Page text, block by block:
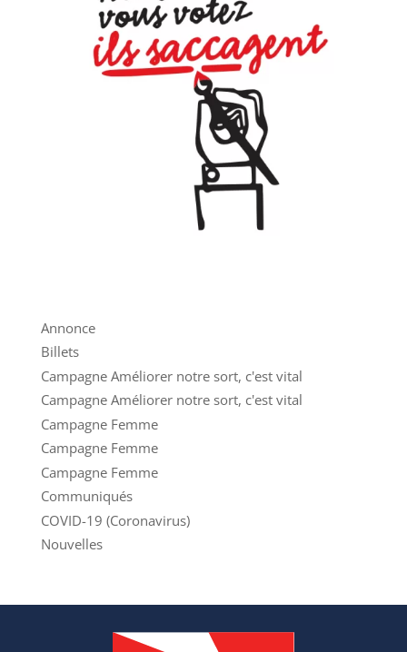
Annonce
Billets
Campagne Améliorer notre sort, c'est vital
Campagne Améliorer notre sort, c'est vital
Campagne Femme
Campagne Femme
Campagne Femme
Communiqués
COVID-19 (Coronavirus)
Nouvelles